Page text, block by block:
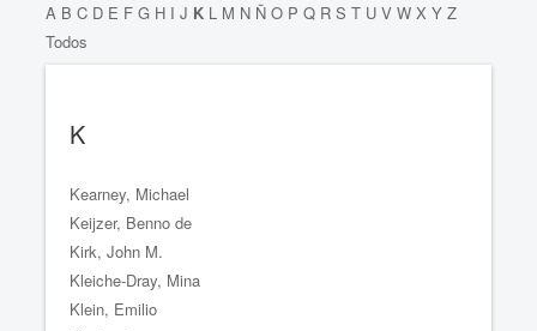
A B C D E F G H I J K L M N Ñ O P Q R S T U V W X Y Z
Todos
K
Kearney, Michael
Keijzer, Benno de
Kirk, John M.
Kleiche-Dray, Mina
Klein, Emilio